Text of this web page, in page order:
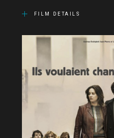
FILM DETAILS